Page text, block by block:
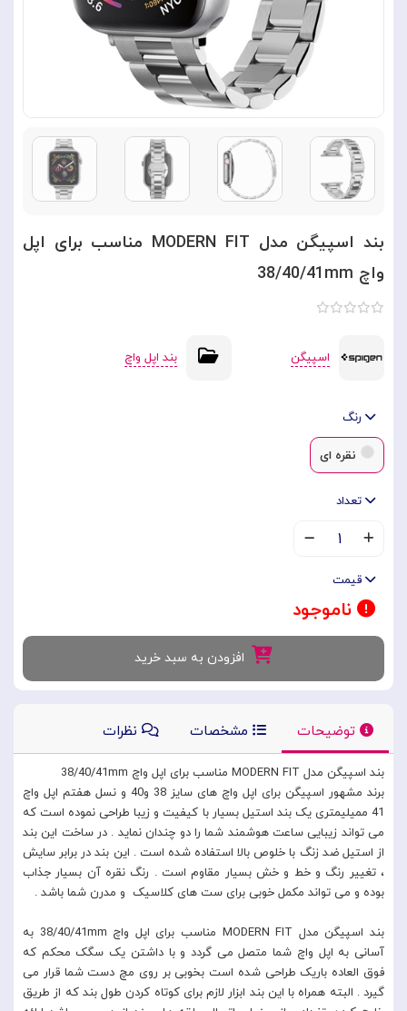
بند اسپیگن مدل MODERN FIT مناسب برای اپل
واچ 38/40/41mm
اسپیگن بند اپل واچ
رنگ
نقره ای
تعداد
۱
قیمت
ناموجود
افزودن به سبد خرید
توضیحات مشخصات نظرات
بند اسپیگن مدل MODERN FIT مناسب برای اپل واچ 38/40/41mm
برند مشهور اسپیگن برای اپل واچ های سایز 38 و40 و نسل هفتم اپل واچ
41 ممیلیمتری یک بند استیل بسیار با کیفیت و زیبا طراحی نموده است که
می تواند زیبایی ساعت هوشمند شما را دو چندان نماید . در ساخت این بند
از استیل ضد زنگ با خلوص بالا استفاده شده است . این بند در برابر سایش
، تغییر رنگ و خط و خش بسیار مقاوم است . رنگ نقره آن بسیار جذاب
بوده و می تواند مکمل خوبی برای ست های کلاسیک و مدرن شما باشد .
بند اسپیگن مدل MODERN FIT مناسب برای اپل واچ 38/40/41mm به
آسانی به اپل واچ شما متصل می گردد و با داشتن یک سگک محکم که
فوق العاده باریک طراحی شده است بخوبی بر روی مچ دست شما قرار می
گیرد . البته همراه با این بند ابزار لازم برای کوتاه کردن طول بند که از طریق